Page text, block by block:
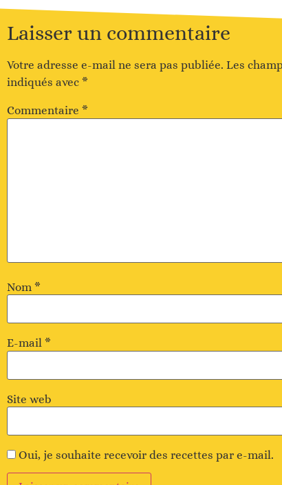
Laisser un commentaire
Votre adresse e-mail ne sera pas publiée. Les
indiqués avec *
Commentaire *
Nom *
E-mail *
Site web
Oui, je souhaite recevoir des recettes par e-mail.